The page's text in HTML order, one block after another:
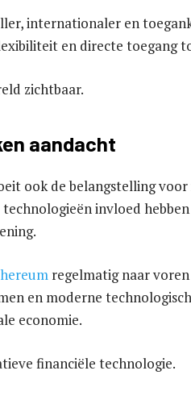
internationaler en
en directe toegang
zichtbaar.
aandacht
ook de belangstelling
invloed
regelmatig naar
en moderne
economie.
financiële technologie.